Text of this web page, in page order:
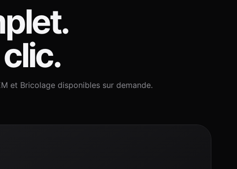
et Bricolage disponibles sur demande.